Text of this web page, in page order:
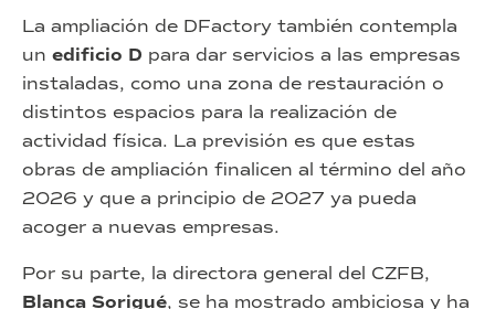
La ampliación de DFactory también contempla
un edificio D para dar servicios a las empresas
instaladas, como una zona de restauración o
distintos espacios para la realización de
actividad física. La previsión es que estas
obras de ampliación finalicen al término del año
2026 y que a principio de 2027 ya pueda
acoger a nuevas empresas.
Por su parte, la directora general del CZFB,
Blanca Sorigué, se ha mostrado ambiciosa y ha